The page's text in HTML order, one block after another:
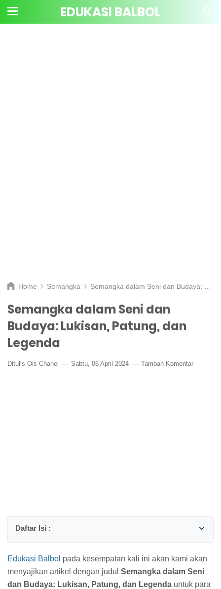
EDUKASI BALBOL
Home Semangka Semangka dalam Seni dan Budaya: Lukisan, Patung, dan Legenda
Semangka dalam Seni dan
Budaya: Lukisan, Patung, dan
Legenda
Ditulis Ois Chanel Sabtu, 06 April 2024 Tambah Komentar
Edukasi Balbol pada kesempatan kali ini akan kami akan
menyajikan artikel dengan judul Semangka dalam Seni
dan Budaya: Lukisan, Patung, dan Legenda untuk para